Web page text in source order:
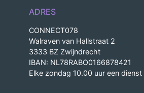
ADRES
CONNECT078
Walraven van Hallstraat 2
3333 BZ Zwijndrecht
IBAN: NL78RABO0166878421
Elke zondag 10.00 uur een dienst